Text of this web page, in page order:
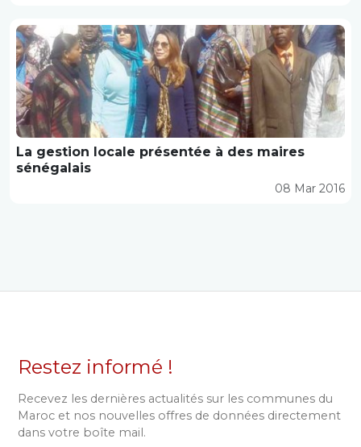
La gestion locale présentée à des maires
sénégalais
08 Mar 2016
Restez informé !
Recevez les dernières actualités sur les communes du
Maroc et nos nouvelles offres de données directement
dans votre boîte mail.